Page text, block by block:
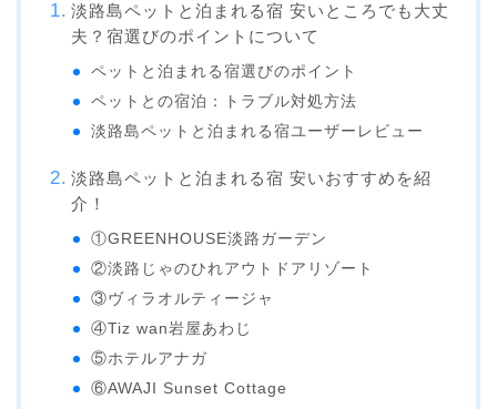
淡路島ペットと泊まれる宿 安いところでも大丈
夫？宿選びのポイントについて
ペットと泊まれる宿選びのポイント
ペットとの宿泊：トラブル対処方法
淡路島ペットと泊まれる宿ユーザーレビュー
淡路島ペットと泊まれる宿 安いおすすめを紹
介！
①GREENHOUSE淡路ガーデン
②淡路じゃのひれアウトドアリゾート
③ヴィラオルティージャ
④Tiz wan岩屋あわじ
⑤ホテルアナガ
⑥AWAJI Sunset Cottage